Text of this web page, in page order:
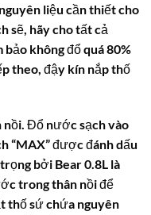
liệu cần thiết cho
sẽ, hãy cho tất cả
không đổ quá 80%
theo, đậy kín nắp thố
nồi. Đổ nước sạch vào
“MAX” được đánh dấu
bởi Bear 0.8L là
trong thân nồi để
thố sứ chứa nguyên